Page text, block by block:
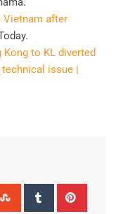
Vietnam after
to KL diverted
issue |